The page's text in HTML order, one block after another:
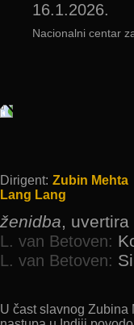
16.1.2026.
Nacionalni centar
Dirigent: Zubin Mehta
Lang Lang
ženidba, uvertira
L. van Betoven:
L. van Betoven:
U čast slavnog Zubina